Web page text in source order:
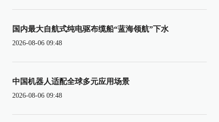
国内最大自航式纯电驱布缆船“蓝海领航”下水
2026-08-06 09:48
中国机器人适配全球多元应用场景
2026-08-06 09:48